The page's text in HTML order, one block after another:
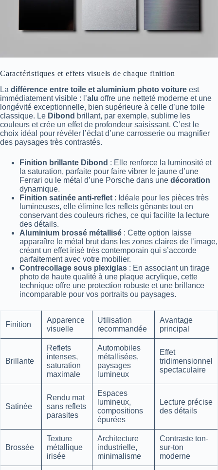
Caractéristiques et effets visuels de chaque finition
La différence entre toile et aluminium photo voiture est
immédiatement visible : l’alu offre une netteté moderne et une
longévité exceptionnelle, bien supérieure à celle d’une toile
classique. Le Dibond brillant, par exemple, sublime les
couleurs et crée un effet de profondeur saisissant. C’est le
choix idéal pour révéler l’éclat d’une carrosserie ou magnifier
des paysages très contrastés.
Finition brillante Dibond : Elle renforce la luminosité et
la saturation, parfaite pour faire vibrer le jaune d’une
Ferrari ou le métal d’une Porsche dans une décoration
dynamique.
Finition satinée anti-reflet : Idéale pour les pièces très
lumineuses, elle élimine les reflets gênants tout en
conservant des couleurs riches, ce qui facilite la lecture
des détails.
Aluminium brossé métallisé : Cette option laisse
apparaître le métal brut dans les zones claires de l’image,
créant un effet irisé très contemporain qui s’accorde
parfaitement avec votre mobilier.
Contrecollage sous plexiglas : En associant un tirage
photo de haute qualité à une plaque acrylique, cette
technique offre une protection robuste et une brillance
incomparable pour vos portraits ou paysages.
Finition
Apparence
visuelle
Utilisation
recommandée
Avantage
principal
Brillante
Reflets
intenses,
saturation
maximale
Automobiles
métallisées,
paysages
lumineux
Effet
tridimensionnel
spectaculaire
Satinée
Rendu mat
sans reflets
parasites
Espaces
lumineux,
compositions
épurées
Lecture précise
des détails
Brossée
Texture
métallique
irisée
Architecture
industrielle,
minimalisme
Contraste ton-
sur-ton
moderne